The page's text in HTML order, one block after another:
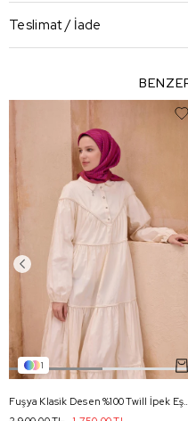
Teslimat / İade
1
Fuşya Klasik Desen %100 Twill İpek Eşarp 4115 - 86